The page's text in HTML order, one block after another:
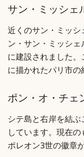
サン・ミッシェ
近くのサン・ミッ
ン・サン・ミッシ
に建設されました
に描かれたパリ市の
ポン・オ・チェ
シテ島と右岸を結
しています。現在
ポレオン3世の徽章